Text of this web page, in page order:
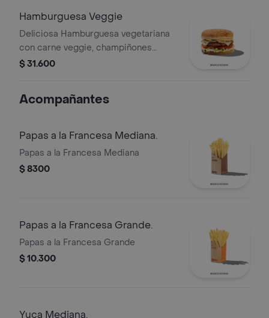
Hamburguesa Veggie
Deliciosa Hamburguesa vegetariana
con carne veggie, champiñones
frescos, Queso Mozzarella y Salsa de
$ 31.600
Acompañantes
Papas a la Francesa Mediana.
Papas a la Francesa Mediana
$ 8300
Papas a la Francesa Grande.
Papas a la Francesa Grande
$ 10.300
Yuca Mediana.